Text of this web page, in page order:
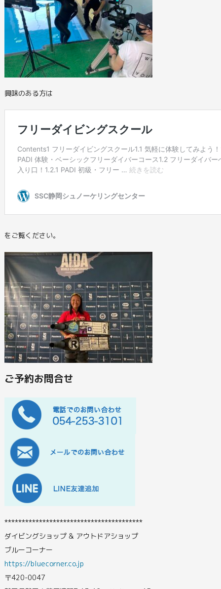
興味のある方は
をご覧ください。
ご予約お問合せ
****************************************
ダイビングショップ & アウトドアショップ
ブルーコーナー
https://bluecorner.co.jp
〒420-0047